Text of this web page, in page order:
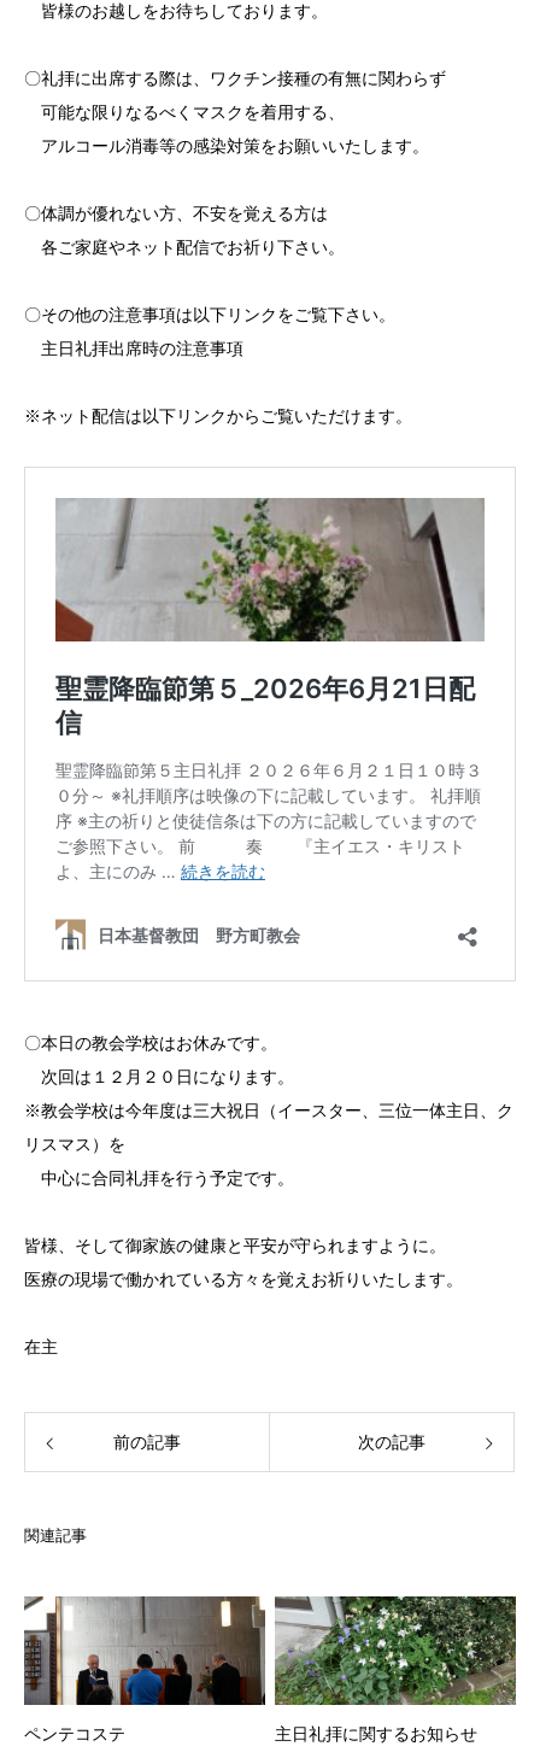
皆様のお越しをお待ちしております。
〇礼拝に出席する際は、ワクチン接種の有無に関わらず
可能な限りなるべくマスクを着用する、
アルコール消毒等の感染対策をお願いいたします。
〇体調が優れない方、不安を覚える方は
各ご家庭やネット配信でお祈り下さい。
〇その他の注意事項は以下リンクをご覧下さい。
主日礼拝出席時の注意事項
※ネット配信は以下リンクからご覧いただけます。
〇本日の教会学校はお休みです。
次回は１２月２０日になります。
※教会学校は今年度は三大祝日（イースター、三位一体主日、ク
リスマス）を
中心に合同礼拝を行う予定です。
皆様、そして御家族の健康と平安が守られますように。
医療の現場で働かれている方々を覚えお祈りいたします。
在主
前の記事 次の記事
関連記事
ペンテコステ 主日礼拝に関するお知らせ